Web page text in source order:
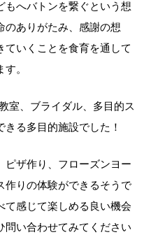
へバトンを繋ぐという想
のありがたみ、感謝の想
いくことを食育を通して
。
室、ブライダル、多目的ス
る多目的施設でした！
ザ作り、フローズンヨー
作りの体験ができるそうで
感じて楽しめる良い機会
問い合わせてみてください